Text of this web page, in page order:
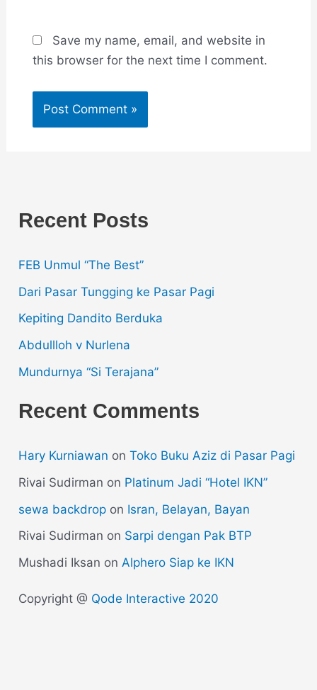
Save my name, email, and website in
this browser for the next time I comment.
Recent Posts
FEB Unmul “The Best”
Dari Pasar Tungging ke Pasar Pagi
Kepiting Dandito Berduka
Abdullloh v Nurlena
Mundurnya “Si Terajana”
Recent Comments
Hary Kurniawan onToko Buku Aziz di Pasar Pagi
Rivai Sudirman on Platinum Jadi “Hotel IKN”
sewa backdrop on Isran, Belayan, Bayan
Rivai Sudirman on Sarpi dengan Pak BTP
Mushadi Iksan onAlphero Siap ke IKN
Copyright @ Qode Interactive 2020